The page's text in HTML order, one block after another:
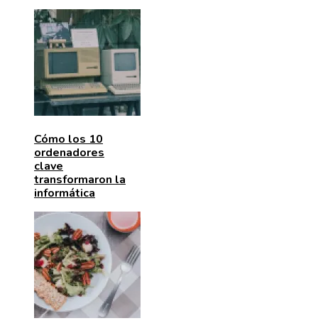
Cómo los 10
ordenadores
clave
transformaron la
informática